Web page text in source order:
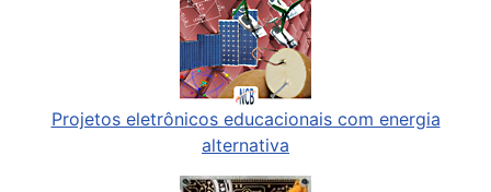
Projetos eletrônicos educacionais com energia
alternativa